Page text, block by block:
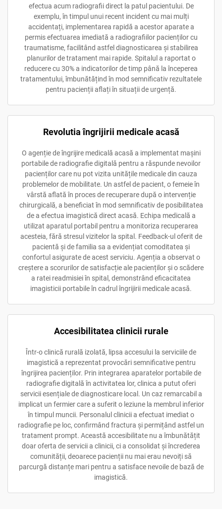
efectua acum radiografii direct la patul pacientului. De
exemplu, în timpul unui recent incident cu mai mulți
accidentați, implementarea rapidă a acestor aparate a
permis efectuarea imediată a radiografiilor pacienților cu
traumatisme, facilitând astfel diagnosticarea și stabilirea
planurilor de tratament mai rapide. Spitalul a raportat o
reducere cu 30% a indicatorilor de timp până la începerea
tratamentului, îmbunătățind în mod semnificativ rezultatele
pentru pacienții aflați în situații de urgență.
Revolutia îngrijirii medicale acasă
O agenție de îngrijire medicală acasă a implementat mașini
portabile de radiografie digitală pentru a răspunde nevoilor
pacienților care nu pot vizita unitățile medicale din cauza
problemelor de mobilitate. Un astfel de pacient, o femeie în
vârstă aflată în proces de recuperare după o intervenție
chirurgicală, a beneficiat în mod semnificativ de posibilitatea
de a efectua imagistică direct acasă. Echipa medicală a
utilizat aparatul portabil pentru a monitoriza recuperarea
acesteia, fără stresul vizitelor la spital. Feedback-ul oferit de
pacientă și de familia sa a evidențiat comoditatea și
confortul asigurate de acest serviciu. Agenția a observat o
creștere a scorurilor de satisfacție ale pacienților și o scădere
a ratei readmisiei în spital, demonstrând eficacitatea
imagisticii portabile în cadrul îngrijirii medicale acasă.
Accesibilitatea clinicii rurale
Într-o clinică rurală izolată, lipsa accesului la serviciile de
imagistică a reprezentat provocări semnificative pentru
îngrijirea pacienților. Prin integrarea aparatelor portabile de
radiografie digitală în activitatea lor, clinica a putut oferi
servicii esențiale de diagnosticare local. Un caz remarcabil a
implicat un fermier care a suferit o leziune la membrul inferior
în timpul muncii. Personalul clinicii a efectuat imediat o
radiografie pe loc, confirmând fractura și permițând astfel un
tratament prompt. Această accesibilitate nu a îmbunătățit
doar oferta de servicii a clinicii, ci a consolidat și încrederea
comunității, deoarece pacienții nu mai erau nevoiți să
parcurgă distanțe mari pentru a satisface nevoile de bază de
imagistică.